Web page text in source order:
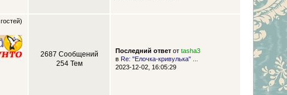
гостей)
2687 Сообщений
254 Тем
Последний ответот tasha3
в Re: "Елочка-кривулька" ...
2023-12-02, 16:05:29